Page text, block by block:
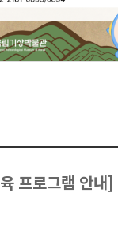
프로그램 안내]